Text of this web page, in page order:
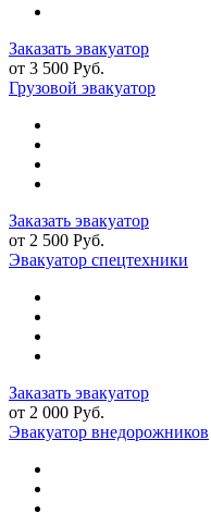
Заказать эвакуатор
от 3 500 Руб.
Грузовой эвакуатор
Заказать эвакуатор
от 2 500 Руб.
Эвакуатор спецтехники
Заказать эвакуатор
от 2 000 Руб.
Эвакуатор внедорожников